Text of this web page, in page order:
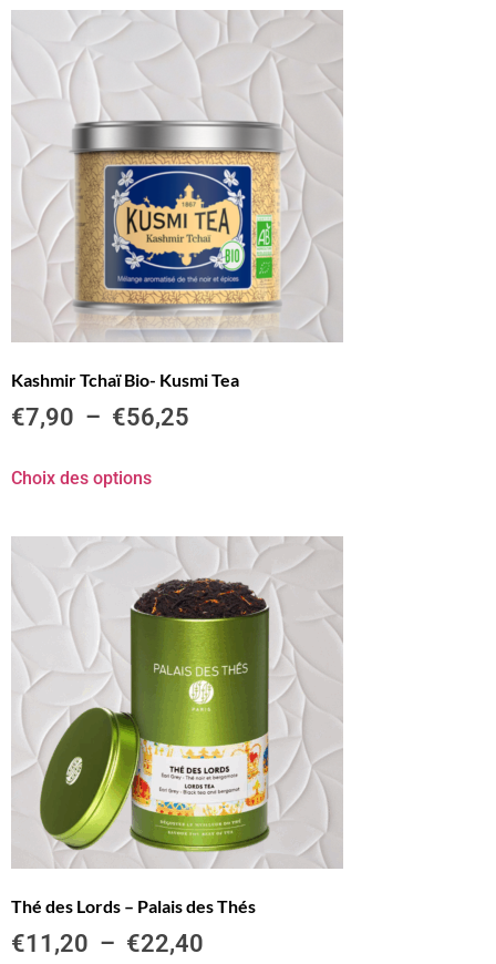
Kashmir Tchaï Bio- Kusmi Tea
€7,90 – €56,25
Choix des options
Thé des Lords – Palais des Thés
€11,20 – €22,40